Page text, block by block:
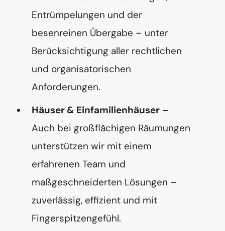
Entrümpelungen und der
besenreinen Übergabe – unter
Berücksichtigung aller rechtlichen
und organisatorischen
Anforderungen.
Häuser & Einfamilienhäuser –
Auch bei großflächigen Räumungen
unterstützen wir mit einem
erfahrenen Team und
maßgeschneiderten Lösungen –
zuverlässig, effizient und mit
Fingerspitzengefühl.